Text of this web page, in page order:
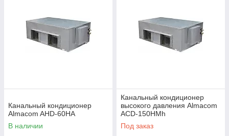
Канальный кондиционер
Almacom AHD-60HА
В наличии
Канальный кондиционер
высокого давления Almacom
ACD-150HМh
Под заказ